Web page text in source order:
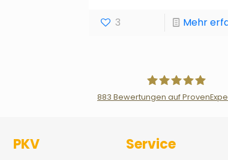
3 Mehr
883 Bewertungen auf
PKV Service